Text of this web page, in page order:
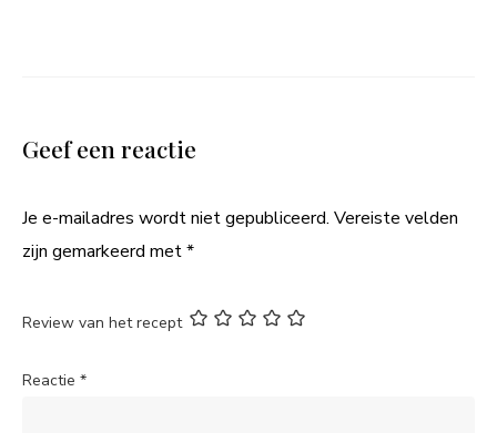
Geef een reactie
Je e-mailadres wordt niet gepubliceerd. Vereiste velden
zijn gemarkeerd met*
Review van het recept
Reactie *